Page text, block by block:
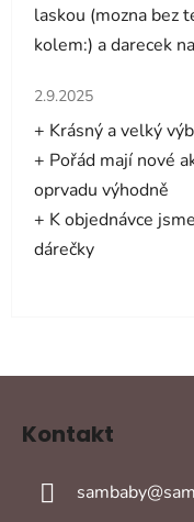
laskou (mozna bez
kolem:) a darecek
Hodnocení obchodu
2.9.2025
+ Krásný a velký
+ Pořád mají nové
oprvadu výhodně
+ K objednávce
dárečky
Kontakt
sambaby@